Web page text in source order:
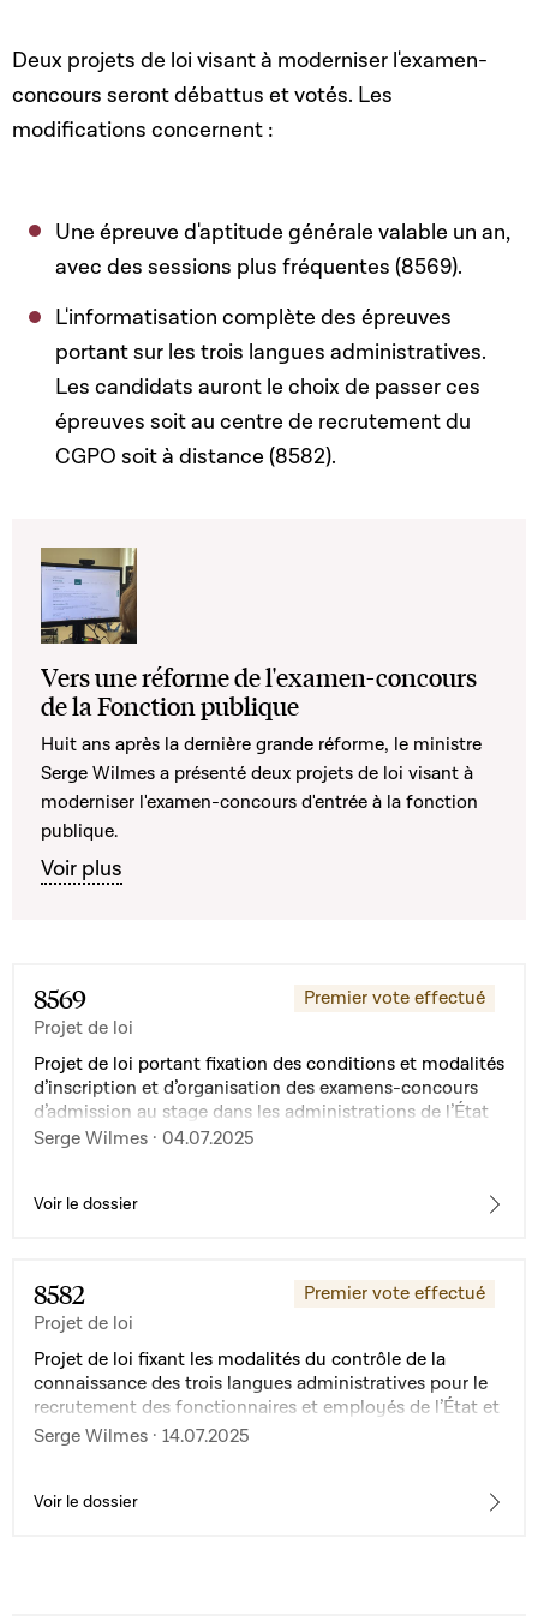
Deux projets de loi visant à moderniser l'examen-
concours seront débattus et votés. Les
modifications concernent :
Une épreuve d'aptitude générale valable un an,
avec des sessions plus fréquentes (8569).
L'informatisation complète des épreuves
portant sur les trois langues administratives.
Les candidats auront le choix de passer ces
épreuves soit au centre de recrutement du
CGPO soit à distance (8582).
Vers une réforme de l'examen-concours
de la Fonction publique
Huit ans après la dernière grande réforme, le ministre
Serge Wilmes a présenté deux projets de loi visant à
moderniser l'examen-concours d'entrée à la fonction
publique.
Voir plus
8569
Projet de loi
Premier vote effectué
Projet de loi portant fixation des conditions et modalités
d’inscription et d’organisation des examens-concours
d’admission au stage dans les administrations de l’État
Serge Wilmes · 04.07.2025
Voir le dossier
8582
Projet de loi
Premier vote effectué
Projet de loi fixant les modalités du contrôle de la
connaissance des trois langues administratives pour le
recrutement des fonctionnaires et employés de l’État et
des fonctionnaires et employés communaux et
publique ; 2° la loi du 25 juillet 2018 portant création du
Serge Wilmes · 14.07.2025
Voir le dossier